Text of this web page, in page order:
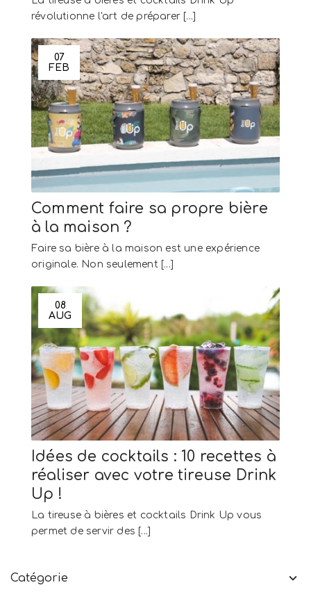
révolutionne l'art de préparer [...]
07
FEB
Comment faire sa propre bière
à la maison ?
Faire sa bière à la maison est une expérience
originale. Non seulement [...]
08
AUG
Idées de cocktails : 10 recettes à
réaliser avec votre tireuse Drink
Up !
La tireuse à bières et cocktails Drink Up vous
permet de servir des [...]
Catégorie